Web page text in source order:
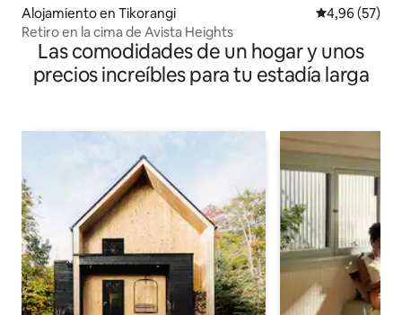
Alojamiento en Tikorangi Calificación
4,96 (57)
Retiro en la cima de Avista Heights
Las comodidades de un hogar y unos
precios increíbles para tu estadía larga